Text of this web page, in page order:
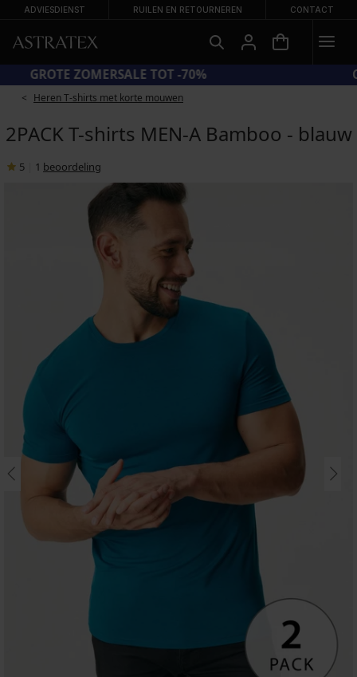
ADVIESDIENST RUILEN EN RETOURNEREN CONTACT
GROTE ZOMERSALE TOT -70%
Heren T-shirts met korte mouwen
2PACK T-shirts MEN-A Bamboo - blauw
5 1 beoordeling